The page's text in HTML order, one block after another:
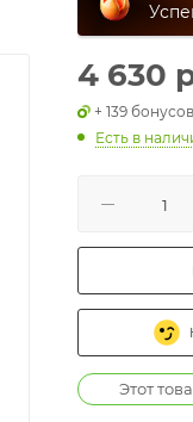
4 630
+ 139 бонусов
Есть в
Этот